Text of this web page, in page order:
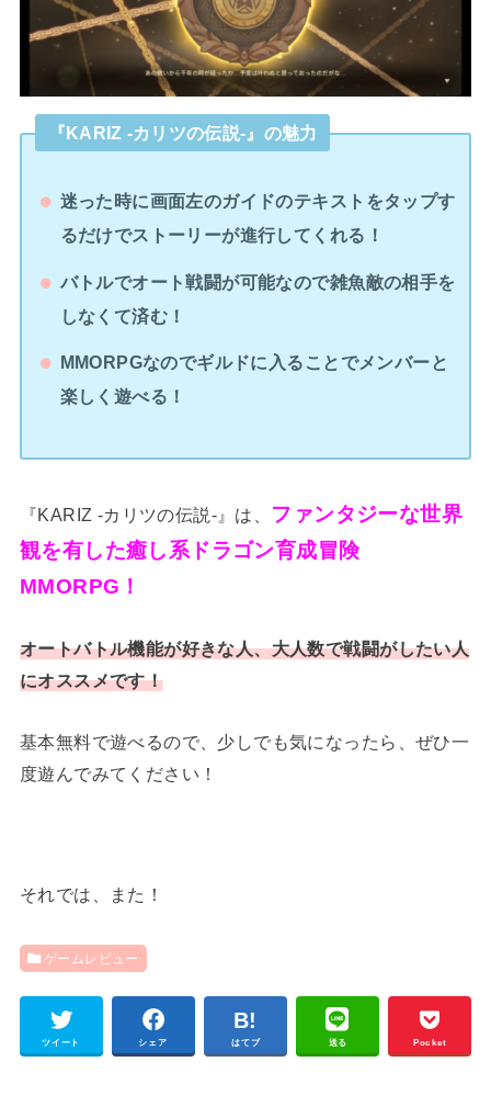
『KARIZ -カリツの伝説-』の魅力
迷った時に画面左のガイドのテキストをタップす
るだけでストーリーが進行してくれる！
バトルでオート戦闘が可能なので雑魚敵の相手を
しなくて済む！
MMORPGなのでギルドに入ることでメンバーと
楽しく遊べる！
『KARIZ -カリツの伝説-』は、 ファンタジーな世界
観を有した癒し系ドラゴン育成冒険
MMORPG！
オートバトル機能が好きな人、大人数で戦闘がしたい人
にオススメです！
基本無料で遊べるので、少しでも気になったら、ぜひ一
度遊んでみてください！
それでは、また！
ゲームレビュー
ツイート シェア はてブ 送る Pocket